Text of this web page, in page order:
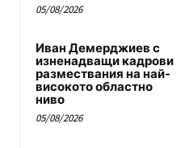
05/08/2026
Иван Демерджиев с
изненадващи кадрови
размествания на най-
високото областно
ниво
05/08/2026